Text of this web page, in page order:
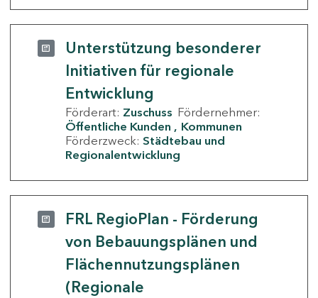
Unterstützung besonderer
Initiativen für regionale
Entwicklung
Förderart: Zuschuss Fördernehmer:
Öffentliche Kunden
Kommunen
Förderzweck: Städtebau und
Regionalentwicklung
FRL RegioPlan - Förderung
von Bebauungsplänen und
Flächennutzungsplänen
(Regionale